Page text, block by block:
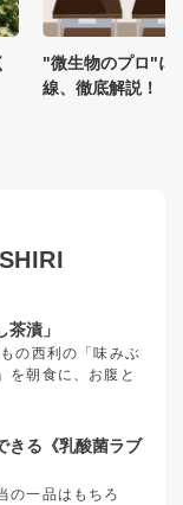
明日から見る目が
「お米」の話
漬」
の西利の「味みぶ
を朝食に、お腹と
きる《乳酸菌ラブ
の一品はもちろ